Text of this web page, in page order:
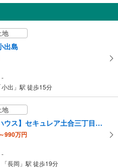
市東区河渡3丁目
地
出島
-
小出」駅 徒歩15分
地
【大和ハウス】セキュレア土合三丁目 （建築条件付宅地分譲）
990万円
-
長岡」駅 徒歩19分